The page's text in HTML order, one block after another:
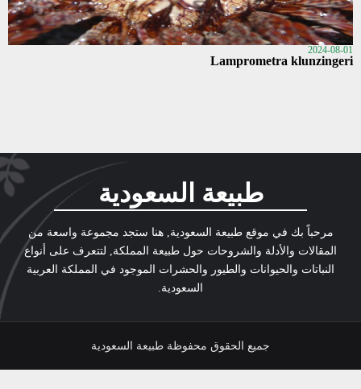
2024-08-01
Lamprometra klunzingeri
طبيعة السعودية
مرحباً بك في موقع طبيعة السعودية, هنا ستجد مجموعة واسعة من
المقالات والأدلة والشروحات حول طبيعة المملكة, لتتعرف على أنواع
النباتات والحيوانات والطيور والحشرات الموجود في المملكة العربية
السعودية.
جميع الحقوق محفوظة طبيعة السعودية